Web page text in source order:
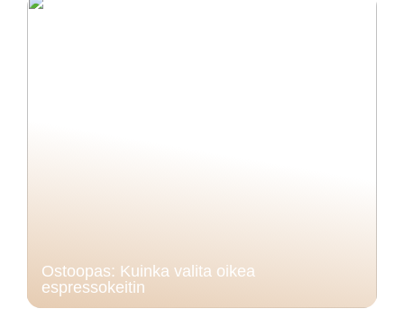
Ostoopas: Kuinka valita oikea
espressokeitin